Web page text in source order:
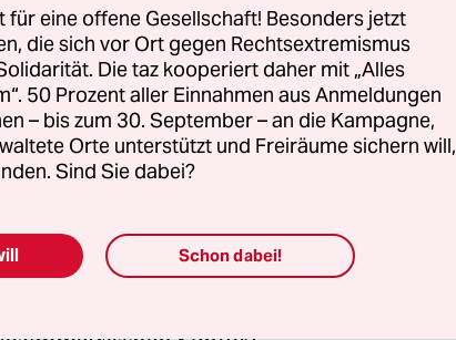
Siedlerbewegung
und dem
ist ein Aufbegehren
palästinensischen
Netanjahu und seine
in den vergangenen
eine offene Gesellschaft! Besonders jetzt
die sich vor Ort gegen Rechtsextremismus
Die taz kooperiert daher mit „Alles
50 Prozent aller Einnahmen aus Anmeldungen
– bis zum 30. September – an die Kampagne,
Orte unterstützt und Freiräume sichern will,
Sind Sie dabei?
Schon dabei!